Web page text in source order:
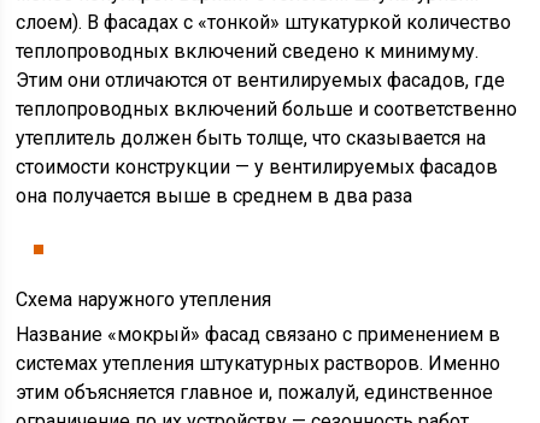
слоем). В фасадах с «тонкой» штукатуркой количество
теплопроводных включений сведено к минимуму.
Этим они отличаются от вентилируемых фасадов, где
теплопроводных включений больше и соответственно
утеплитель должен быть толще, что сказывается на
стоимости конструкции — у вентилируемых фасадов
она получается выше в среднем в два раза
Схема наружного утепления
Название «мокрый» фасад связано с применением в
системах утепления штукатурных растворов. Именно
этим объясняется главное и, пожалуй, единственное